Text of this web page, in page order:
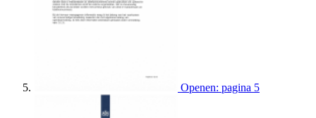
Openen: pagina 5